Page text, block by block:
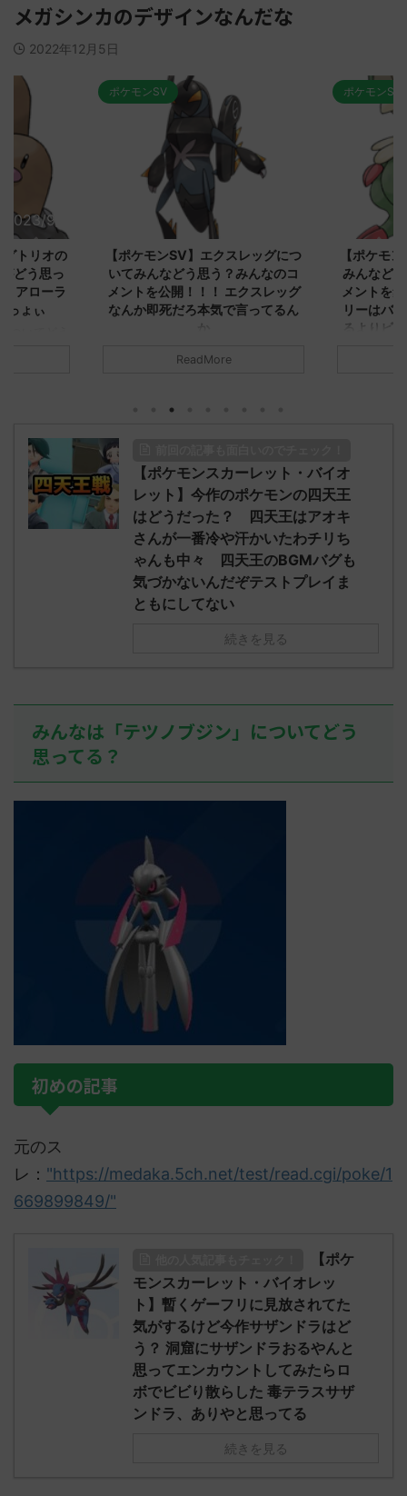
メガシンカのデザインなんだな
2022年12月5日
2023/9/8
トリオの
どう思っ
アローラ
っょぃ
リージョ
ただダグト
れたウミト
ん0702
た！ (ﾜｯﾁ
ポケモンSV
【ポケモンSV】エクスレッグにつ
いてみんなどう思う？みんなのコ
メントを公開！！！ エクスレッグ
なんか即死だろ本気で言ってるん
か
う思ってる？ 初めの記事 元のス
た！ (ﾜｯﾁｮｲW d56d-NwUu)
2023/06/28(水)
01:07:00.69ID:oUI00NrJ0 エクスレ
ッグヘルムかっこいいから助かる 名
無しさん0971 0971 名無しさん、君に
決めた！ (ﾜｯﾁｮｲW b524-NwUu)
2023/06/28(水 ...
ReadMore
ポケモンSV
【ポケモ
みんなど
メントを
リーはバ
るよりビ
2023/06/
たラウドボ
しさん0624
決めた！ (ﾜ
【ポケモンスカーレット・バイオ
レット】今作のポケモンの四天王
はどうだった？ 四天王はアオキ
さんが一番冷や汗かいたわチリち
ゃんも中々 四天王のBGMバグも
気づかないんだぞテストプレイま
ともにしてない
続きを見る
みんなは「テツノブジン」についてどう
思ってる？
初めの記事
元のス
レ： "https://medaka.5ch.net/test/read.cgi/poke/1
669899849/"
【ポケ
モンスカーレット・バイオレッ
ト】暫くゲーフリに見放されてた
気がするけど今作サザンドラはど
う？ 洞窟にサザンドラおるやんと
思ってエンカウントしてみたらロ
ボでビビり散らした 毒テラスサザ
ンドラ、ありやと思ってる
続きを見る